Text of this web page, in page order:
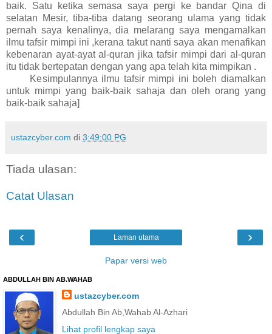
baik. Satu ketika semasa saya pergi ke bandar Qina di
selatan Mesir, tiba-tiba datang seorang ulama yang tidak
pernah saya kenalinya, dia melarang saya mengamalkan
ilmu tafsir mimpi ini ,kerana takut nanti saya akan menafikan
kebenaran ayat-ayat al-quran jika tafsir mimpi dari al-quran
itu tidak bertepatan dengan yang apa telah kita mimpikan .
Kesimpulannya ilmu tafsir mimpi ini boleh diamalkan
untuk mimpi yang baik-baik sahaja dan oleh orang yang
baik-baik sahaja]
ustazcyber.com di 3:49:00 PG
Tiada ulasan:
Catat Ulasan
‹ ›
Laman utama
Papar versi web
ABDULLAH BIN AB.WAHAB
ustazcyber.com
Abdullah Bin Ab,Wahab Al-Azhari
Lihat profil lengkap saya